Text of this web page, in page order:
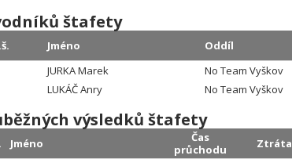
štafety
Jméno Oddíl
JURKA Marek No Team Vyškov
LUKÁČ Anry No Team Vyškov
výsledků štafety
Jméno
Čas
průchodu
Ztráta